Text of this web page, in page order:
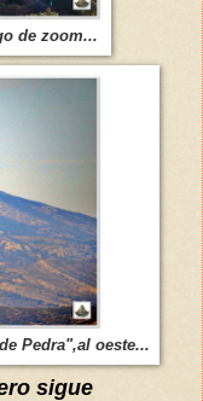
de zoom...
Pedra",al oeste...
sigue